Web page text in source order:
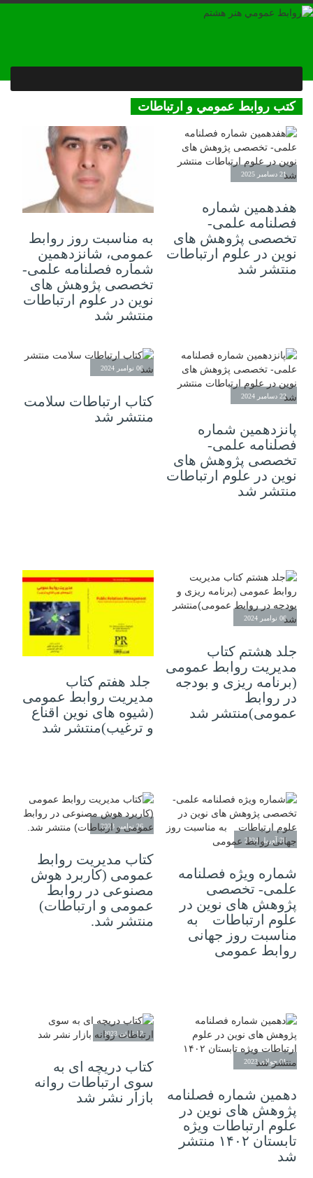
كتب روابط عمومي و ارتباطات
21 دسامبر 2025
هفدهمین شماره
فصلنامه علمی-
تخصصی پژوهش های
نوین در علوم ارتباطات
منتشر شد
17 مه 2025
به مناسبت روز روابط
عمومی، شانزدهمین
شماره فصلنامه علمی-
تخصصی پژوهش های
نوین در علوم ارتباطات
منتشر شد
22 دسامبر 2024
پانزدهمین شماره
فصلنامه علمی-
تخصصی پژوهش های
نوین در علوم ارتباطات
منتشر شد
06 نوامبر 2024
کتاب ارتباطات سلامت
منتشر شد
06 نوامبر 2024
جلد هشتم کتاب
مدیریت روابط عمومی
(برنامه ریزی و بودجه
در روابط
عمومی)منتشر شد
جلد هفتم کتاب
مدیریت روابط عمومی
(شیوه های نوین اقناع
و ترغیب)منتشر شد
28 آوریل 2024
شماره ویژه فصلنامه
علمی- تخصصی
پژوهش های نوین در
علوم ارتباطات به
مناسبت روز جهانی
روابط عمومی
26 نوامبر 2023
کتاب مدیریت روابط
عمومی (کاربرد هوش
مصنوعی در روابط
عمومی و ارتباطات)
منتشر شد.
01 جولای 2023
دهمین شماره فصلنامه
پژوهش های نوین در
علوم ارتباطات ویژه
تابستان ۱۴۰۲ منتشر
شد
12 ژوئن 2023
کتاب دریچه ای به
سوی ارتباطات روانه
بازار نشر شد